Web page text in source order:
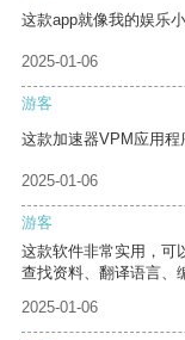
这款app就像我的娱乐
2025-01-06
游客
这款加速器VPM应用程
2025-01-06
游客
这款软件非常实用，可
查找资料、翻译语言、
2025-01-06